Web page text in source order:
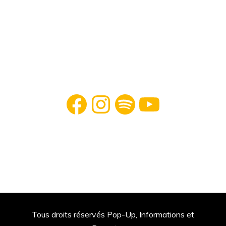
Facebook InstagramSpotify YouTube
Tous droits réservés Pop-Up, Informations et